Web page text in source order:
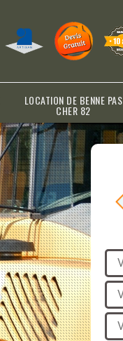
LOCATION DE BENNE PAS
CHER 82